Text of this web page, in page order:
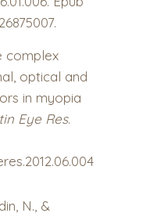
complex
optical and
in myopia
Eye Res.
N., &